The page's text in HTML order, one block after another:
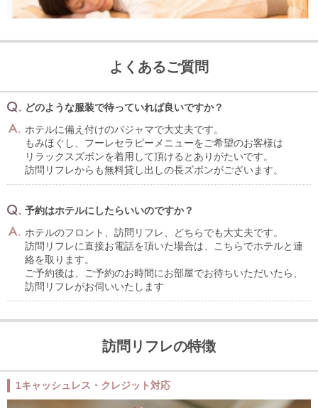
よくあるご質問
どのような服装で待っていれば良いですか？
ホテルに備え付けのパジャマで大丈夫です。
もみほぐし、フーレセラピーメニューをご希望のお客様は
リラックスズボンを着用して頂けるとありがたいです。
訪問リフレからも無料貸し出しの長ズボンがございます。
予約はホテルにしたらいいのですか？
ホテルのフロント、訪問リフレ、どちらでも大丈夫です。
訪問リフレに直接お電話を頂いた場合は、こちらでホテルと連
絡を取ります。
ご予約後は、ご予約のお時間にお部屋でお待ちいただいたら、
訪問リフレがお伺いいたします
訪問リフレの特徴
1キャッシュレス・クレジット対応